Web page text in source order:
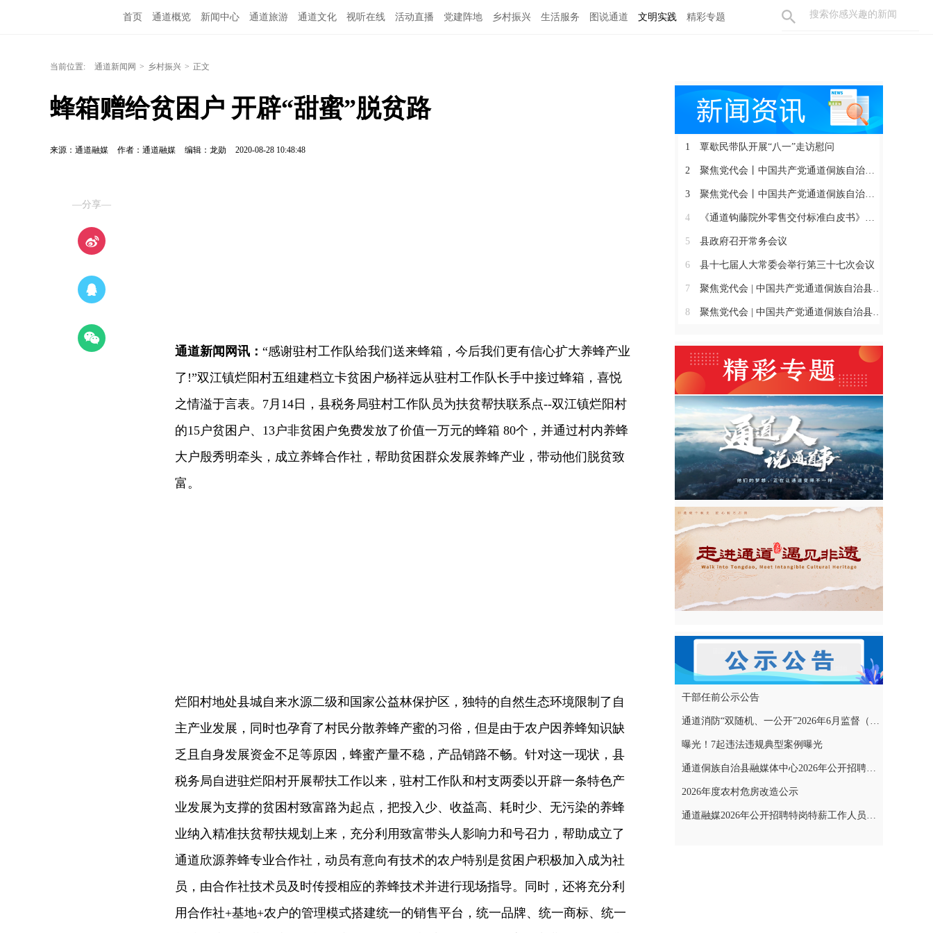
首页 通道概览 新闻中心 通道旅游 通道文化 视听在线 活动直播 党建阵地 乡村振兴 生活服务 图说通道 文明实践 精彩专题
当前位置: 通道新闻网 > 乡村振兴 > 正文
蜂箱赠给贫困户 开辟“甜蜜”脱贫路
来源：通道融媒 作者：通道融媒 编辑：龙勋 2020-08-28 10:48:48
—分享—
通道新闻网讯： “感谢驻村工作队给我们送来蜂箱，今后我们更有信心扩大养蜂产业
了!”双江镇烂阳村五组建档立卡贫困户杨祥远从驻村工作队长手中接过蜂箱，喜悦
之情溢于言表。7月14日，县税务局驻村工作队员为扶贫帮扶联系点--双江镇烂阳村
的15户贫困户、13户非贫困户免费发放了价值一万元的蜂箱 80个，并通过村内养蜂
大户殷秀明牵头，成立养蜂合作社，帮助贫困群众发展养蜂产业，带动他们脱贫致
富。
烂阳村地处县城自来水源二级和国家公益林保护区，独特的自然生态环境限制了自
主产业发展，同时也孕育了村民分散养蜂产蜜的习俗，但是由于农户因养蜂知识缺
乏且自身发展资金不足等原因，蜂蜜产量不稳，产品销路不畅。针对这一现状，县
税务局自进驻烂阳村开展帮扶工作以来，驻村工作队和村支两委以开辟一条特色产
业发展为支撑的贫困村致富路为起点，把投入少、收益高、耗时少、无污染的养蜂
业纳入精准扶贫帮扶规划上来，充分利用致富带头人影响力和号召力，帮助成立了
通道欣源养蜂专业合作社，动员有意向有技术的农户特别是贫困户积极加入成为社
员，由合作社技术员及时传授相应的养蜂技术并进行现场指导。同时，还将充分利
用合作社+基地+农户的管理模式搭建统一的销售平台，统一品牌、统一商标、统一
1 覃歇民带队开展“八一”走访慰问
2 聚焦党代会丨中国共产党通道侗族自治县第十四届委员会召开第一次全体会议
3 聚焦党代会丨中国共产党通道侗族自治县第十四次代表大会胜利闭幕
4 《通道钩藤院外零售交付标准白皮书》正式发布
5 县政府召开常务会议
6 县十七届人大常委会举行第三十七次会议
7 聚焦党代会 | 中国共产党通道侗族自治县第十四次代表大会开幕
8 聚焦党代会 | 中国共产党通道侗族自治县第十四次代表大会主席团举行第三、四、五、六次会议
干部任前公示公告
通道消防“双随机、一公开”2026年6月监督（专项）抽查结果和2026年7月监督（专项）抽查计划公示
曝光！7起违法违规典型案例曝光
通道侗族自治县融媒体中心2026年公开招聘特岗特薪工作人员拟聘用人员名单公示
2026年度农村危房改造公示
通道融媒2026年公开招聘特岗特薪工作人员考试成绩公示